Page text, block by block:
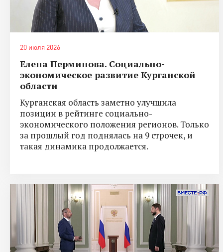
20 июля 2026
Елена Перминова. Социально-
экономическое развитие Курганской
области
Курганская область заметно улучшила
позиции в рейтинге социально-
экономического положения регионов. Только
за прошлый год поднялась на 9 строчек, и
такая динамика продолжается.